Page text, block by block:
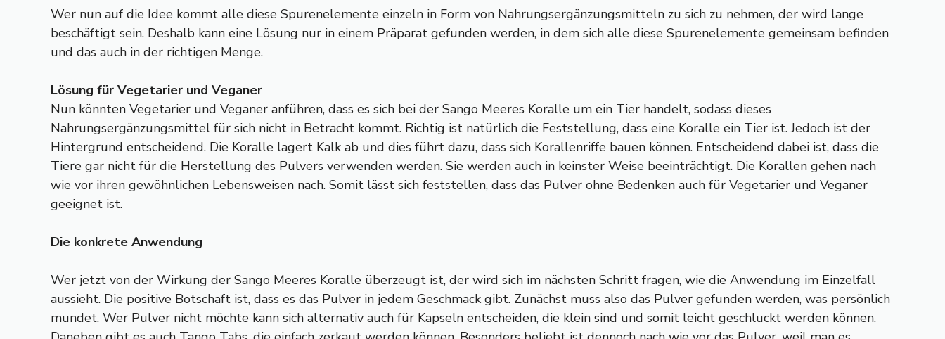
Wer nun auf die Idee kommt alle diese Spurenelemente einzeln in Form von Nahrungsergänzungsmitteln zu sich zu nehmen, der wird lange
beschäftigt sein. Deshalb kann eine Lösung nur in einem Präparat gefunden werden, in dem sich alle diese Spurenelemente gemeinsam befinden
und das auch in der richtigen Menge.
Lösung für Vegetarier und Veganer
Nun könnten Vegetarier und Veganer anführen, dass es sich bei der Sango Meeres Koralle um ein Tier handelt, sodass dieses
Nahrungsergänzungsmittel für sich nicht in Betracht kommt. Richtig ist natürlich die Feststellung, dass eine Koralle ein Tier ist. Jedoch ist der
Hintergrund entscheidend. Die Koralle lagert Kalk ab und dies führt dazu, dass sich Korallenriffe bauen können. Entscheidend dabei ist, dass die
Tiere gar nicht für die Herstellung des Pulvers verwenden werden. Sie werden auch in keinster Weise beeinträchtigt. Die Korallen gehen nach
wie vor ihren gewöhnlichen Lebensweisen nach. Somit lässt sich feststellen, dass das Pulver ohne Bedenken auch für Vegetarier und Veganer
geeignet ist.
Die konkrete Anwendung
Wer jetzt von der Wirkung der Sango Meeres Koralle überzeugt ist, der wird sich im nächsten Schritt fragen, wie die Anwendung im Einzelfall
aussieht. Die positive Botschaft ist, dass es das Pulver in jedem Geschmack gibt. Zunächst muss also das Pulver gefunden werden, was persönlich
mundet. Wer Pulver nicht möchte kann sich alternativ auch für Kapseln entscheiden, die klein sind und somit leicht geschluckt werden können.